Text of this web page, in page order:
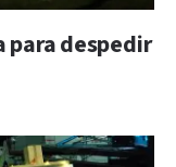
para despedir